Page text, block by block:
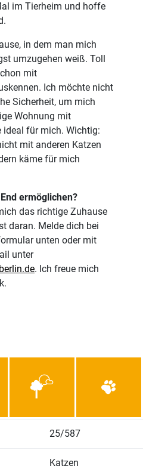
im Tierheim und hoffe
in dem man mich
umzugehen weiß. Toll
mit
Ich möchte nicht
Sicherheit, um mich
Wohnung mit
ideal für mich. Wichtig:
mit anderen Katzen
käme für mich
ermöglichen?
das richtige Zuhause
daran. Melde dich bei
unten oder mit
unter
. Ich freue mich
25/587
Katzen